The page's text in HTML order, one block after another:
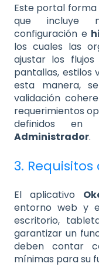
Este portal
que incluye
configuración e
los cuales las
ajustar los flujos
pantallas, estilos
esta manera,
validación
requerimientos
definidos en
Administrador.
3.
El aplicativo
entorno web y
escritorio,
garantizar un
deben contar
mínimas para su